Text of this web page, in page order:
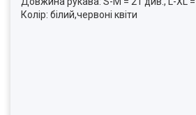
Колір: білий,червоні квіти